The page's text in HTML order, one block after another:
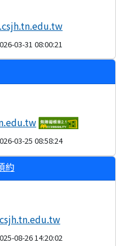
03-31 08:00:21
03-25 08:58:24
約
08-26 14:20:02